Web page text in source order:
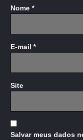
Nome *
E-mail *
Site
Salvar meus dados